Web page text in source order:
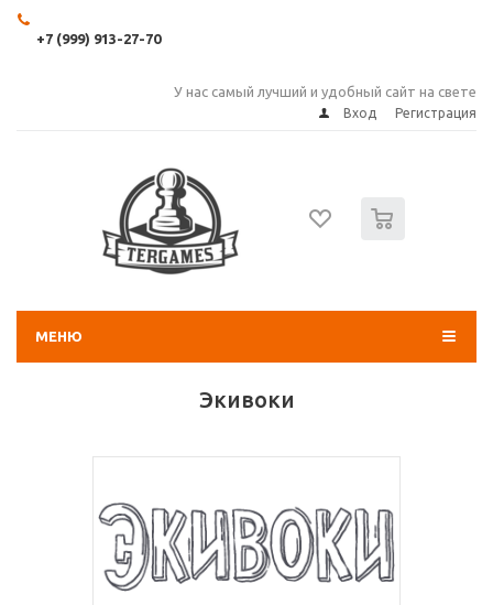
+7 (999) 913-27-70
У нас самый лучший и удобный сайт на свете
Вход Регистрация
МЕНЮ
Экивоки